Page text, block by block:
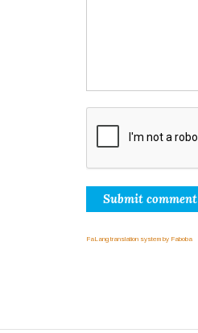
Submit comment
FaLang translation system by Faboba